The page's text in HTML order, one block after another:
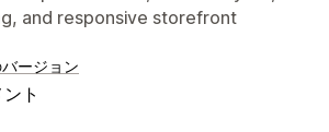
and responsive storefront
ージョン
ト